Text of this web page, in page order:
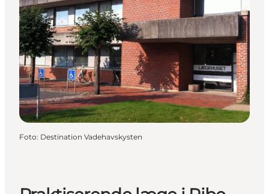
Foto: Destination Vadehavskysten